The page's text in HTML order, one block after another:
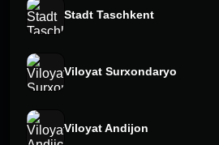
Stadt Taschkent
Viloyat Surxondaryo
Viloyat Andijon